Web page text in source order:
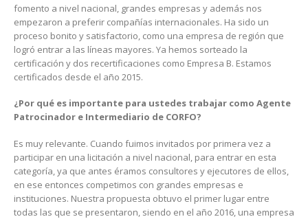
fomento a nivel nacional, grandes empresas y además nos
empezaron a preferir compañías internacionales. Ha sido un
proceso bonito y satisfactorio, como una empresa de región que
logró entrar a las líneas mayores. Ya hemos sorteado la
certificación y dos recertificaciones como Empresa B. Estamos
certificados desde el año 2015.
¿Por qué es importante para ustedes trabajar como Agente
Patrocinador e Intermediario de CORFO?
Es muy relevante. Cuando fuimos invitados por primera vez a
participar en una licitación a nivel nacional, para entrar en esta
categoría, ya que antes éramos consultores y ejecutores de ellos,
en ese entonces competimos con grandes empresas e
instituciones. Nuestra propuesta obtuvo el primer lugar entre
todas las que se presentaron, siendo en el año 2016, una empresa